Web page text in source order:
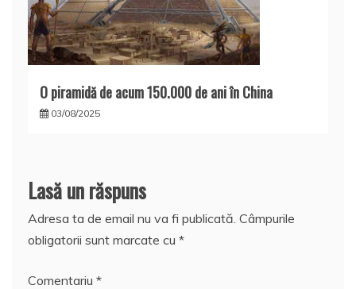
O piramidă de acum 150.000 de ani în China
03/08/2025
Lasă un răspuns
Adresa ta de email nu va fi publicată. Câmpurile
obligatorii sunt marcate cu *
Comentariu *